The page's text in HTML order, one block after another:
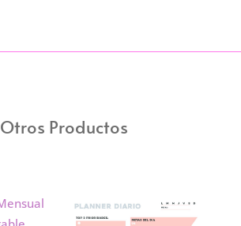
Otros Productos